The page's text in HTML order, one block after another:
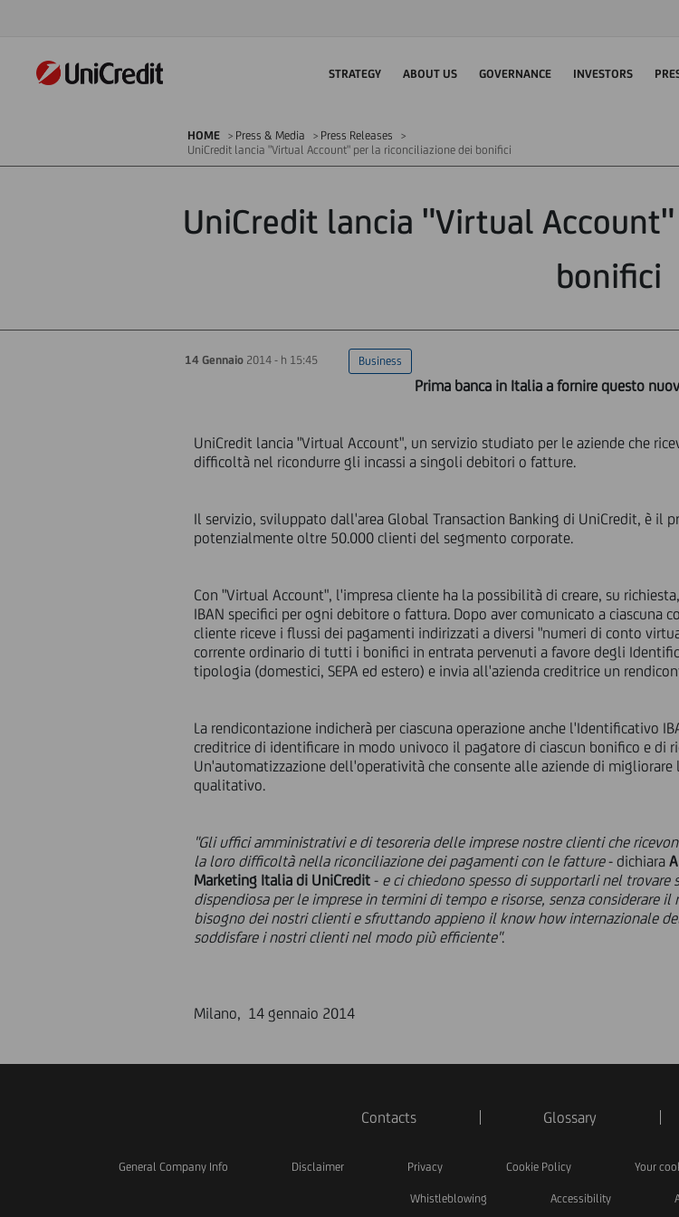
STRATEGY ABOUT US GOVERNANCE INVESTORS
HOME Press & Media
Press Releases
UniCredit lancia "Virtual Account" per la riconciliazione dei bonifici
UniCredit lancia "Virtual
bonifici
14 Gennaio 2014 - h 15:45 Business
Prima banca in Italia a fornire questo
UniCredit lancia "Virtual Account", un servizio studiato per le aziende che
difficoltà nel ricondurre gli incassi a singoli debitori o fatture.
Il servizio, sviluppato dall'area Global Transaction Banking di UniCredit, è il
potenzialmente oltre 50.000 clienti del segmento corporate.
Con "Virtual Account", l'impresa cliente ha la possibilità di creare, su
IBAN specifici per ogni debitore o fattura. Dopo aver comunicato a ciascuna
cliente riceve i flussi dei pagamenti indirizzati a diversi "numeri di conto
corrente ordinario di tutti i bonifici in entrata pervenuti a favore degli
tipologia (domestici, SEPA ed estero) e invia all'azienda creditrice un
La rendicontazione indicherà per ciascuna operazione anche l'Identificativo
creditrice di identificare in modo univoco il pagatore di ciascun bonifico e di
Un'automatizzazione dell'operatività che consente alle aziende di
qualitativo.
"Gli uffici amministrativi e di tesoreria delle imprese nostre clienti che
la loro difficoltà nella riconciliazione dei pagamenti con le fatture- dichiara
Marketing Italia di UniCredit - e ci chiedono spesso di supportarli nel
dispendiosa per le imprese in termini di tempo e risorse, senza considerare
bisogno dei nostri clienti e sfruttando appieno il know how internazionale
soddisfare i nostri clienti nel modo più efficiente".
Milano, 14 gennaio 2014
Contacts Glossary
General Company Info Disclaimer Privacy Cookie Policy Your
Whistleblowing Accessibility